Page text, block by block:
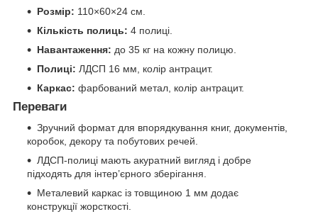
Розмір: 110×60×24 см.
Кількість полиць: 4 полиці.
Навантаження: до 35 кг на кожну полицю.
Полиці: ЛДСП 16 мм, колір антрацит.
Каркас: фарбований метал, колір антрацит.
Переваги
Зручний формат для впорядкування книг, документів,
коробок, декору та побутових речей.
ЛДСП-полиці мають акуратний вигляд і добре
підходять для інтер’єрного зберігання.
Металевий каркас із товщиною 1 мм додає
конструкції жорсткості.